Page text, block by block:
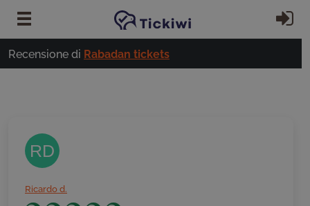
Vai al contenuto principale
Recensione di Rabadan tickets
RD
Ricardo d.